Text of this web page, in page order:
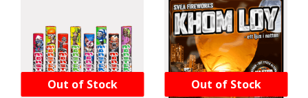
Out of Stock Out of Stock